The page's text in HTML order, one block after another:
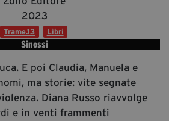
Sinossi
E poi Claudia, Manuela e
ma storie: vite segnate
Diana Russo riavvolge
e in venti frammenti
2023
Trame.13 Libri